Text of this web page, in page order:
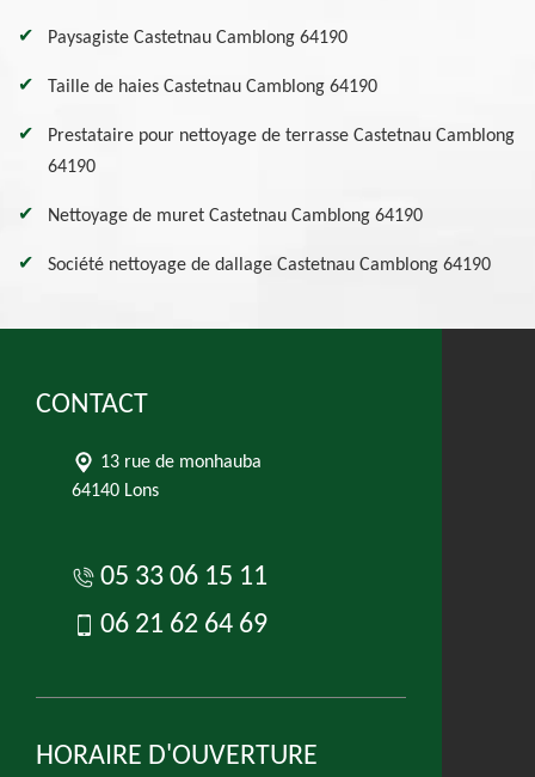
Paysagiste Castetnau Camblong 64190
Taille de haies Castetnau Camblong 64190
Prestataire pour nettoyage de terrasse Castetnau Camblong
64190
Nettoyage de muret Castetnau Camblong 64190
Société nettoyage de dallage Castetnau Camblong 64190
CONTACT
13 rue de monhauba
64140 Lons
05 33 06 15 11
06 21 62 64 69
HORAIRE D'OUVERTURE